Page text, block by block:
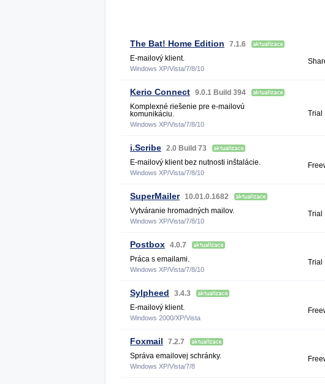
The Bat! Home Edition
7.1.6
E-mailový klient.
Windows XP/Vista/7/8/10
Kerio Connect 9.0.1 Build 394
Komplexné riešenie pre e-mailovú
komunikáciu.
Windows XP/Vista/7/8/10
Trial
i.Scribe 2.0 Build 73
E-mailový klient bez nutnosti inštalácie.
Windows XP/Vista/7/8/10
SuperMailer 10.01.0.1682
Vytváranie hromadných mailov.
Windows XP/Vista/7/8/10
Trial
Postbox 4.0.7
Práca s emailami.
Windows XP/Vista/7/8/10
Trial
Sylpheed
3.4.3
E-mailový klient.
Windows 2000/XP/Vista
Foxmail
7.2.7
Správa emailovej schránky.
Windows XP/Vista/7/8